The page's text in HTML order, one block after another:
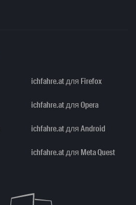
ichfahre.at для Firefox
ichfahre.at для Opera
ichfahre.at для Android
ichfahre.at для Meta Quest